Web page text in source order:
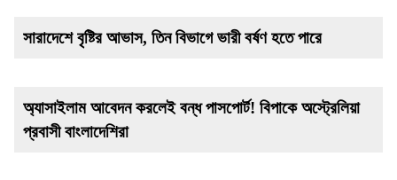
সারাদেশে বৃষ্টির আভাস, তিন বিভাগে ভারী বর্ষণ হতে পারে
অ্যাসাইলাম আবেদন করলেই বন্ধ পাসপোর্ট! বিপাকে অস্ট্রেলিয়া
প্রবাসী বাংলাদেশিরা